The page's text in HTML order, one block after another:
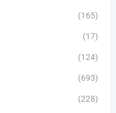
(165)
(17)
(124)
(693)
(228)